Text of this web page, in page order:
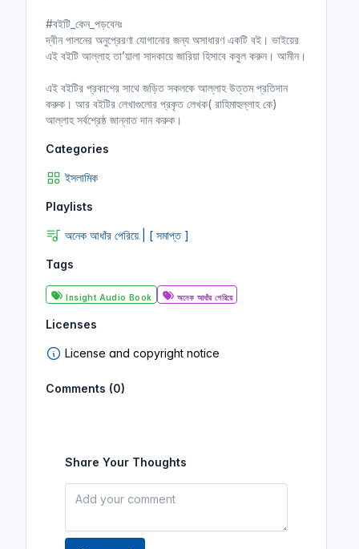
#বইটি_কেন_পড়বেনঃ
দ্বীন পালনের অনুপ্রেরণা যোগানোর জন্য অসাধারণ একটি বই। ভাইয়ের
এই বইটি আল্লাহ তা’য়ালা সাদকায়ে জারিয়া হিসাবে কবুল করুন। আমীন।
এই বইটির প্রকাশের সাথে জড়িত সকলকে আল্লাহ উত্তম প্রতিদান
করুক। আর বইটির লেখাগুলোর প্রকৃত লেখক( রাহিমাহুল্লাহ কে)
আল্লাহ সর্বশ্রেষ্ঠ জান্নাত দান করুক।
Categories
ইসলামিক
Playlists
অনেক আধাঁর পেরিয়ে | [ সমাপ্ত ]
Tags
Insight Audio Book অনেক আধাঁর পেরিয়ে
Licenses
License and copyright notice
Comments (0)
Share Your Thoughts